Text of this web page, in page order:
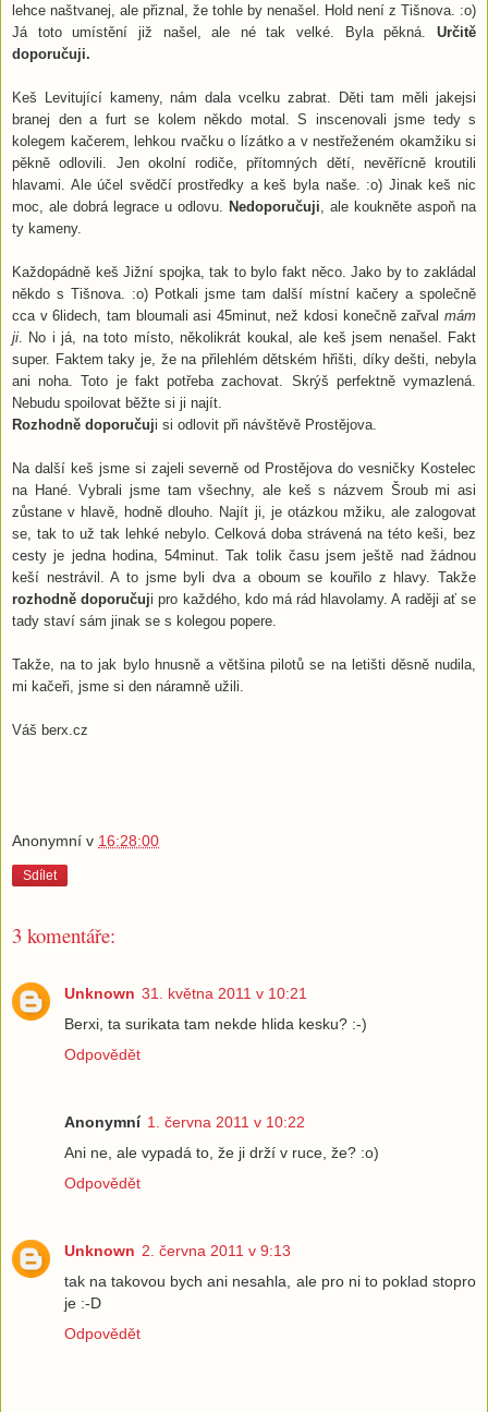
lehce naštvanej, ale přiznal, že tohle by nenašel. Hold není z Tišnova. :o)
Já toto umístění již našel, ale né tak velké. Byla pěkná. Určitě
doporučuji.
Keš Levitující kameny, nám dala vcelku zabrat. Děti tam měli jakejsi
branej den a furt se kolem někdo motal. S inscenovali jsme tedy s
kolegem kačerem, lehkou rvačku o lízátko a v nestřeženém okamžiku si
pěkně odlovili. Jen okolní rodiče, přítomných dětí, nevěřícně kroutili
hlavami. Ale účel svědčí prostředky a keš byla naše. :o) Jinak keš nic
moc, ale dobrá legrace u odlovu.
Nedoporučuji , ale koukněte aspoň na
ty kameny.
Každopádně keš Jižní spojka, tak to bylo fakt něco. Jako by to zakládal
někdo s Tišnova. :o) Potkali jsme tam další místní kačery a společně
cca v 6lidech, tam bloumali asi 45minut, než kdosi konečně zařval mám
ji . No i já, na toto místo, několikrát koukal, ale keš jsem nenašel. Fakt
super. Faktem taky je, že na přilehlém dětském hřišti, díky dešti, nebyla
ani noha. Toto je fakt potřeba zachovat. Skrýš perfektně vymazlená.
Nebudu spoilovat běžte si ji najít.
Rozhodně doporučuji si odlovit při návštěvě Prostějova.
Na další keš jsme si zajeli severně od Prostějova do vesničky Kostelec
na Hané. Vybrali jsme tam všechny, ale keš s názvem Šroub mi asi
zůstane v hlavě, hodně dlouho. Najít ji, je otázkou mžiku, ale zalogovat
se, tak to už tak lehké nebylo. Celková doba strávená na této keši, bez
cesty je jedna hodina, 54minut. Tak tolik času jsem ještě nad žádnou
keší nestrávil. A to jsme byli dva a oboum se kouřilo z hlavy. Takže
rozhodně doporučuji pro každého, kdo má rád hlavolamy. A raději ať se
tady staví sám jinak se s kolegou popere.
Takže, na to jak bylo hnusně a většina pilotů se na letišti děsně nudila,
mi kačeři, jsme si den náramně užili.
Váš berx.cz
Anonymní v 16:28:00
Sdílet
3 komentáře:
Unknown 31. května 2011 v 10:21
Berxi, ta surikata tam nekde hlida kesku? :-)
Odpovědět
Anonymní 1. června 2011 v 10:22
Ani ne, ale vypadá to, že ji drží v ruce, že? :o)
Odpovědět
Unknown 2. června 2011 v 9:13
tak na takovou bych ani nesahla, ale pro ni to poklad stopro
je :-D
Odpovědět